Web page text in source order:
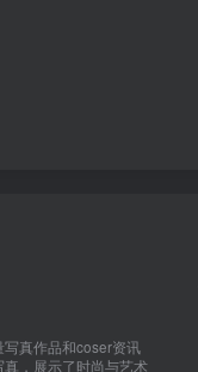
真作品和coser资讯
，展示了时尚与艺术